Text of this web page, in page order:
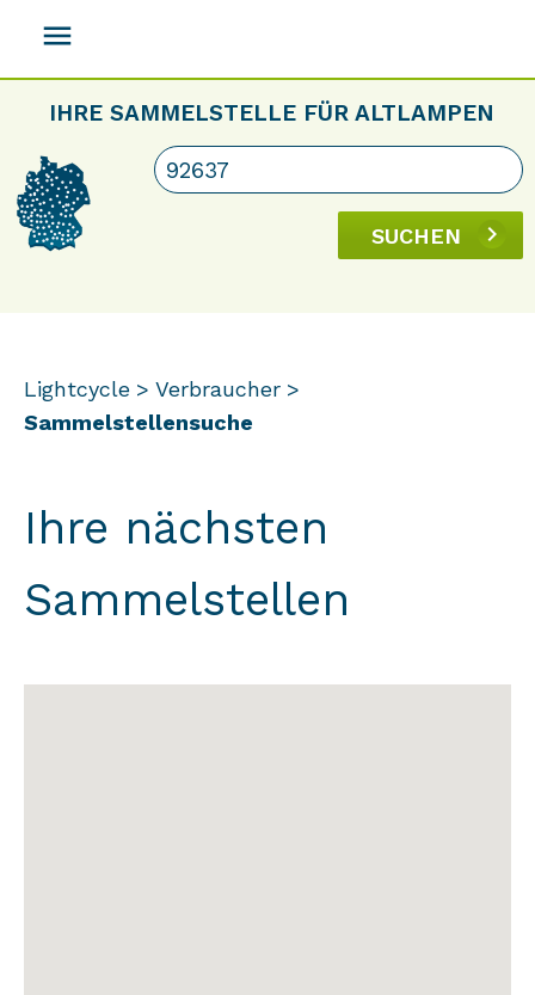
menu
IHRE SAMMELSTELLE FÜR ALTLAMPEN
SUCHEN
Lightcycle
Verbraucher
Sammelstellensuche
Ihre nächsten
Sammelstellen